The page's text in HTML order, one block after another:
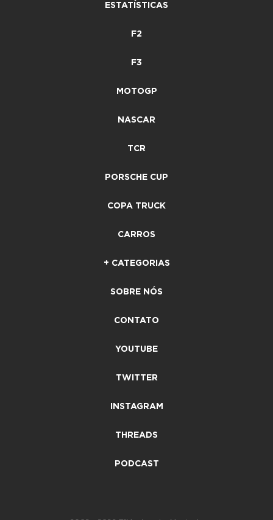
ESTATÍSTICAS
F2
F3
MOTOGP
NASCAR
TCR
PORSCHE CUP
COPA TRUCK
CARROS
+ CATEGORIAS
SOBRE NÓS
CONTATO
YOUTUBE
TWITTER
INSTAGRAM
THREADS
PODCAST